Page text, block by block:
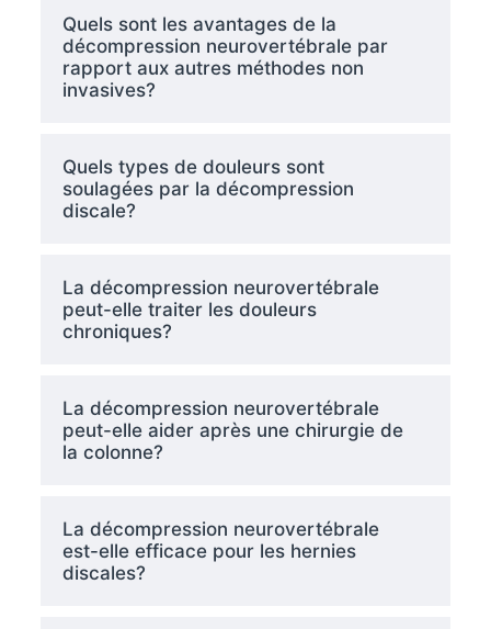
Quels sont les avantages de la
décompression neurovertébrale par
rapport aux autres méthodes non
invasives?
Quels types de douleurs sont
soulagées par la décompression
discale?
La décompression neurovertébrale
peut-elle traiter les douleurs
chroniques?
La décompression neurovertébrale
peut-elle aider après une chirurgie de
la colonne?
La décompression neurovertébrale
est-elle efficace pour les hernies
discales?